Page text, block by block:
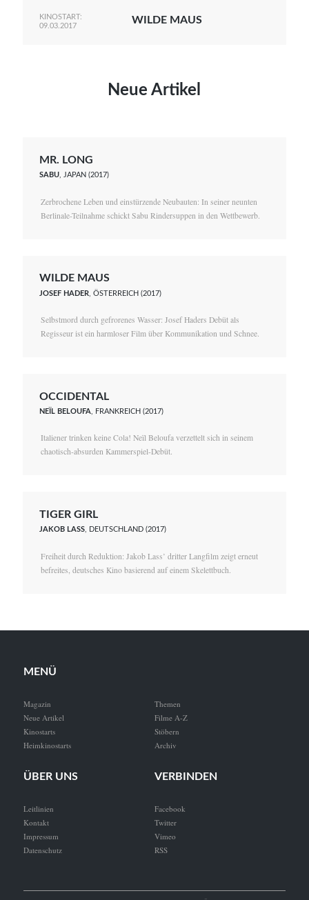
KINOSTART:
09.03.2017
WILDE MAUS
Neue Artikel
MR. LONG
SABU, JAPAN (2017)
Zerbrochene Leben und einstürzende Neubauten: In seiner neunten
Berlinale-Teilnahme schickt Sabu Rindersuppen in den Wettbewerb.
WILDE MAUS
JOSEF HADER , ÖSTERREICH (2017)
Selbstmord durch gefrorenes Wasser: Josef Haders Debüt als
Regisseur ist ein harmloser Film über Kommunikation und Schnee.
OCCIDENTAL
NEÏL BELOUFA , FRANKREICH (2017)
Italiener trinken keine Cola! Neïl Beloufa verzettelt sich in seinem
chaotisch-absurden Kammerspiel-Debüt.
TIGER GIRL
JAKOB LASS, DEUTSCHLAND (2017)
Freiheit durch Reduktion: Jakob Lass’ dritter Langfilm zeigt erneut
befreites, deutsches Kino basierend auf einem Skelettbuch.
MENÜ
Magazin
Neue Artikel
Kinostarts
Heimkinostarts
Themen
Filme A-Z
Stöbern
Archiv
ÜBER UNS
Leitlinien
Kontakt
Impressum
Datenschutz
VERBINDEN
Facebook
Twitter
Vimeo
RSS